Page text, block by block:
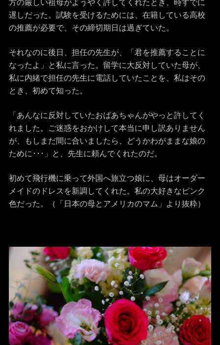
方の厳しい祖母がようやく許してくれたとき、時すでに
遅しだった。試験を受けるためには、在籍している高校
の推薦が必要で、その締切期日は過ぎていた。
それなのに後日、担任の先生が、「君を推薦することに
なったよ」と私に言った。留学に大反対していた母が、
私に内緒で担任の先生に電話していたことを、私はその
とき、初めて知った。
「あんなに反対していたおばあちゃんがやっと許してく
れました。ご迷惑をおかけして本当に申し訳ありません
が、もしまだ間に合いましたら、どうかわがままな娘の
ために･･･」と、先生に頼んでくれたのだ。
初めて飛行機に乗って外国へ旅立つ娘に、母はオーダー
メイドのドレスを新調してくれた。私の大好きなピンク
色だった。（「日本の母とアメリカのマム」より抜粋）